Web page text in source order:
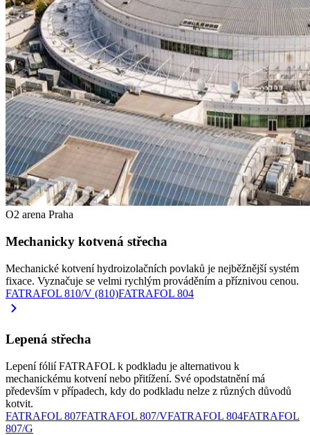
O2 arena Praha
Mechanicky kotvená střecha
Mechanické kotvení hydroizolačních povlaků je nejběžnější systém
fixace. Vyznačuje se velmi rychlým prováděním a příznivou cenou.
FATRAFOL 810/V (810)FATRAFOL 804
Lepená střecha
Lepení fólií FATRAFOL k podkladu je alternativou k
mechanickému kotvení nebo přitížení. Své opodstatnění má
především v případech, kdy do podkladu nelze z různých důvodů
kotvit.
FATRAFOL 807FATRAFOL 807/VFATRAFOL 804FATRAFOL
807/G